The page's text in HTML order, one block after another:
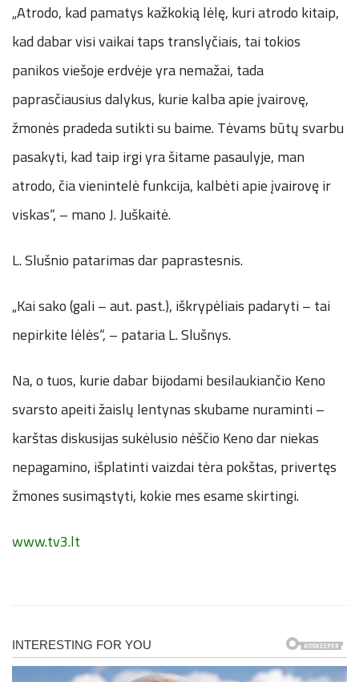
„Atrodo, kad pamatys kažkokią lėlę, kuri atrodo kitaip,
kad dabar visi vaikai taps translyčiais, tai tokios
panikos viešoje erdvėje yra nemažai, tada
paprasčiausius dalykus, kurie kalba apie įvairovę,
žmonės pradeda sutikti su baime. Tėvams būtų svarbu
pasakyti, kad taip irgi yra šitame pasaulyje, man
atrodo, čia vienintelė funkcija, kalbėti apie įvairovę ir
viskas“, – mano J. Juškaitė.
L. Slušnio patarimas dar paprastesnis.
„Kai sako (gali – aut. past.), iškrypėliais padaryti – tai
nepirkite lėlės“, – pataria L. Slušnys.
Na, o tuos, kurie dabar bijodami besilaukiančio Keno
svarsto apeiti žaislų lentynas skubame nuraminti –
karštas diskusijas sukėlusio nėščio Keno dar niekas
nepagamino, išplatinti vaizdai tėra pokštas, privertęs
žmones susimąstyti, kokie mes esame skirtingi.
www.tv3.lt